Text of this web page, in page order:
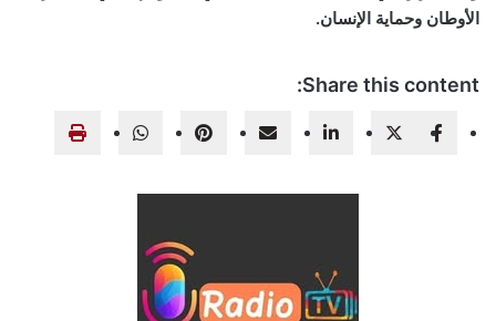
الأوطان وحماية الإنسان.
Share this content: